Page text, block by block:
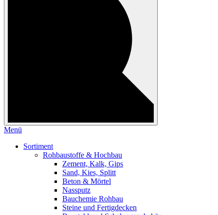
Menü
Sortiment
Rohbaustoffe & Hochbau
Zement, Kalk, Gips
Sand, Kies, Splitt
Beton & Mörtel
Nassputz
Bauchemie Rohbau
Steine und Fertigdecken